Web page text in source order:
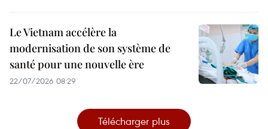
Le Vietnam accélère la
modernisation de son système de
santé pour une nouvelle ère
22/07/2026 08:29
Télécharger plus